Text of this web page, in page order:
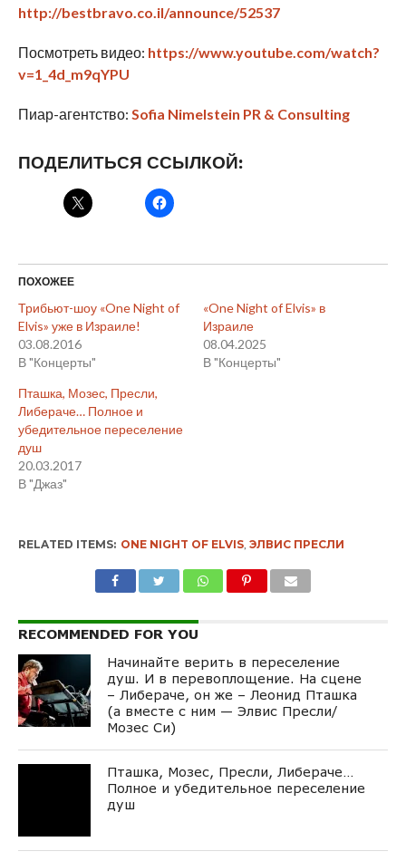
http://bestbravo.co.il/announce/52537
Посмотреть видео: https://www.youtube.com/watch?
v=1_4d_m9qYPU
Пиар-агентство: Sofia Nimelstein PR & Consulting
ПОДЕЛИТЬСЯ ССЫЛКОЙ:
ПОХОЖЕЕ
Трибьют-шоу «One Night of
Elvis» уже в Израиле!
03.08.2016
В "Концерты"
«One Night of Elvis» в
Израиле
08.04.2025
В "Концерты"
Пташка, Мозес, Пресли,
Либераче… Полное и
убедительное переселение
душ
20.03.2017
В "Джаз"
RELATED ITEMS: ONE NIGHT OF ELVIS, ЭЛВИС ПРЕСЛИ
RECOMMENDED FOR YOU
Начинайте верить в переселение
душ. И в перевоплощение. На сцене
– Либераче, он же – Леонид Пташка
(а вместе с ним — Элвис Пресли/
Мозес Си)
Пташка, Мозес, Пресли, Либераче…
Полное и убедительное переселение
душ